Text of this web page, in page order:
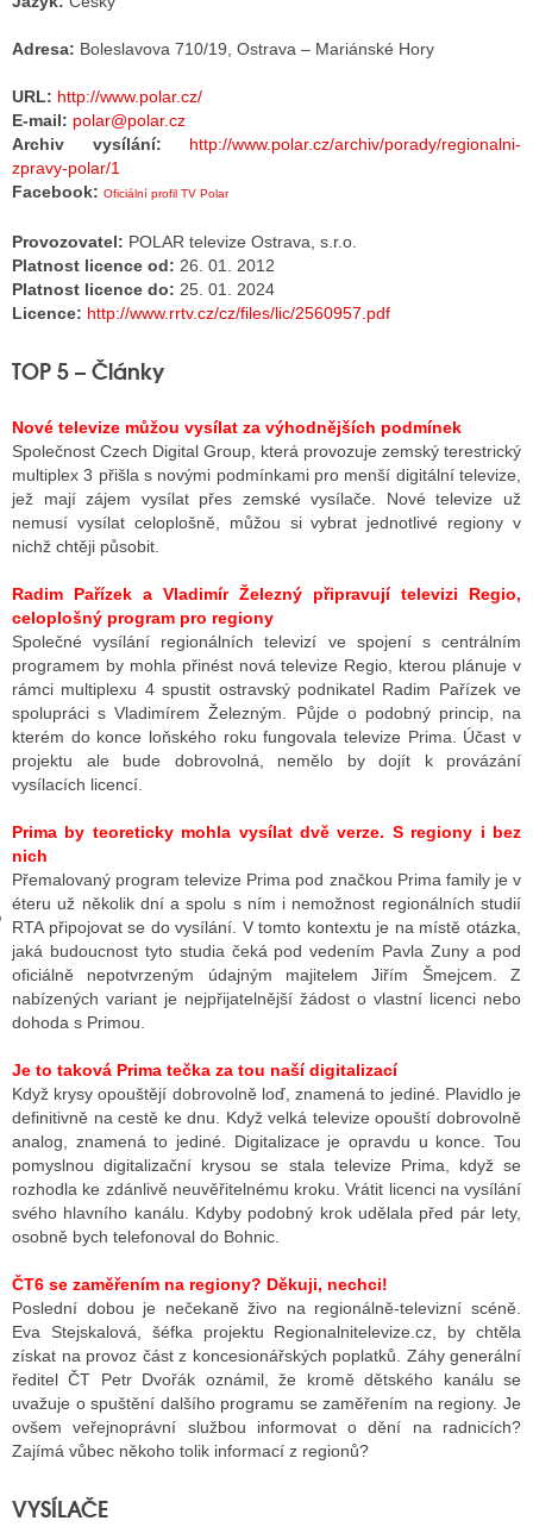
TELEVIZÍ
VYSÍLAČE
INTERNET
RÁDIA
TISK
STÁT BLOGEREM
BLOGERA
DISKUTÉRA NA RADIOTV
STARŠÍCH DISKUZÍ
Adresa: Boleslavova 710/19, Ostrava – Mariánské Hory
URL: http://www.polar.cz/
E-mail: polar@polar.cz
Archiv vysílání:
http://www.polar.cz/archiv/porady/regionalni-
zpravy-polar/1
Facebook: Oficiální profil TV Polar
Provozovatel: POLAR televize Ostrava, s.r.o.
Platnost licence od: 26. 01. 2012
Platnost licence do: 25. 01. 2024
Licence: http://www.rrtv.cz/cz/files/lic/2560957.pdf
TOP 5 – Články
Nové televize můžou vysílat za výhodnějších podmínek
Společnost Czech Digital Group, která provozuje zemský terestrický
multiplex 3 přišla s novými podmínkami pro menší digitální televize,
jež mají zájem vysílat přes zemské vysílače. Nové televize už
nemusí vysílat celoplošně, můžou si vybrat jednotlivé regiony v
nichž chtěji působit.
Radim Pařízek a Vladimír Železný připravují televizi Regio,
celoplošný program pro regiony
Společné vysílání regionálních televizí ve spojení s centrálním
programem by mohla přinést nová televize Regio, kterou plánuje v
rámci multiplexu 4 spustit ostravský podnikatel Radim Pařízek ve
spolupráci s Vladimírem Železným. Půjde o podobný princip, na
kterém do konce loňského roku fungovala televize Prima. Účast v
projektu ale bude dobrovolná, nemělo by dojít k provázání
vysílacích licencí.
Prima by teoreticky mohla vysílat dvě verze. S regiony i bez
nich
Přemalovaný program televize Prima pod značkou Prima family je v
éteru už několik dní a spolu s ním i nemožnost regionálních studií
RTA připojovat se do vysílání. V tomto kontextu je na místě otázka,
jaká budoucnost tyto studia čeká pod vedením Pavla Zuny a pod
oficiálně nepotvrzeným údajným majitelem Jiřím Šmejcem. Z
nabízených variant je nejpřijatelnější žádost o vlastní licenci nebo
dohoda s Primou.
Je to taková Prima tečka za tou naší digitalizací
Když krysy opouštějí dobrovolně loď, znamená to jediné. Plavidlo je
definitivně na cestě ke dnu. Když velká televize opouští dobrovolně
analog, znamená to jediné. Digitalizace je opravdu u konce. Tou
pomyslnou digitalizační krysou se stala televize Prima, když se
rozhodla ke zdánlivě neuvěřitelnému kroku. Vrátit licenci na vysílání
svého hlavního kanálu. Kdyby podobný krok udělala před pár lety,
osobně bych telefonoval do Bohnic.
ČT6 se zaměřením na regiony? Děkuji, nechci!
Poslední dobou je nečekaně živo na regionálně-televizní scéně.
Eva Stejskalová, šéfka projektu Regionalnitelevize.cz, by chtěla
získat na provoz část z koncesionářských poplatků. Záhy generální
ředitel ČT Petr Dvořák oznámil, že kromě dětského kanálu se
uvažuje o spuštění dalšího programu se zaměřením na regiony. Je
ovšem veřejnoprávní službou informovat o dění na radnicích?
Zajímá vůbec někoho tolik informací z regionů?
VYSÍLAČE